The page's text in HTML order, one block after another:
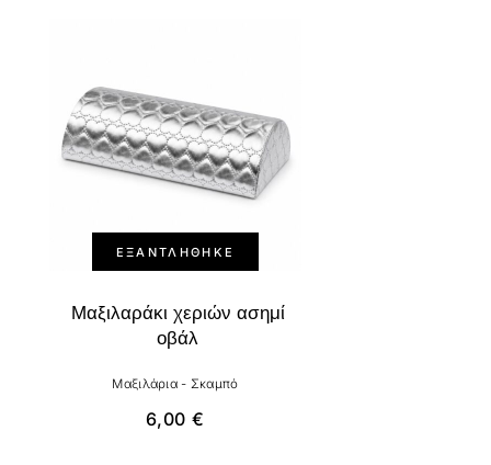
ΕΞΑΝΤΛΉΘΗΚΕ
Μαξιλαράκι χεριών ασημί
οβάλ
Μαξιλάρια - Σκαμπό
6,00€